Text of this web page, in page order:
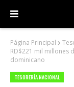
Página Principal
RD$221 mil millones
dominicano
TESORERÍA NACIONAL